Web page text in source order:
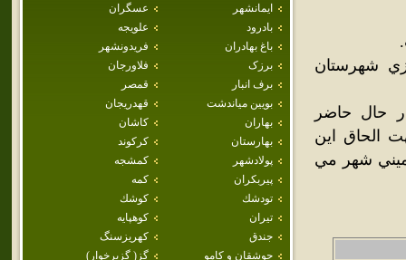
ايمانشهر
عسگران
بادرود
علويجه
باغ بهادران
فريدونشهر
برزک
فلاورجان
برف انبار
قمصر
بويين مياندشت
قهدريجان
بهاران
كاشان
بهارستان
كركوند
پولادشهر
كمشجه
پيربكران
كمه
تودشك
كوشك
تيران
كوهپايه
جندق
كهريزسنگ
جوشقان و كامو
گز( گزبرخوار)
در بخش مرکزي شهرستان
در حال حاضر
الحاق اين
شهر مي